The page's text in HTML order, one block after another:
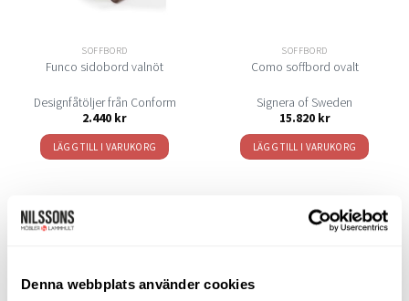
Denna webbplats använder cookies
SOFFBORD
Funco sidobord valnöt
Designfåtöljer från Conform
2.440 kr
LÄGG TILL I VARUKORG
SOFFBORD
Como soffbord ovalt
Signera of Sweden
15.820 kr
LÄGG TILL I VARUKORG